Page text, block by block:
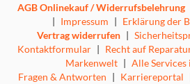
AGB Onlinekauf / Widerrufsbelehrung
| Impressum | Erklärung der
Vertrag widerrufen |
Kontaktformular | Recht auf
Markenwelt | Alle
Fragen & Antworten | Karriereportal